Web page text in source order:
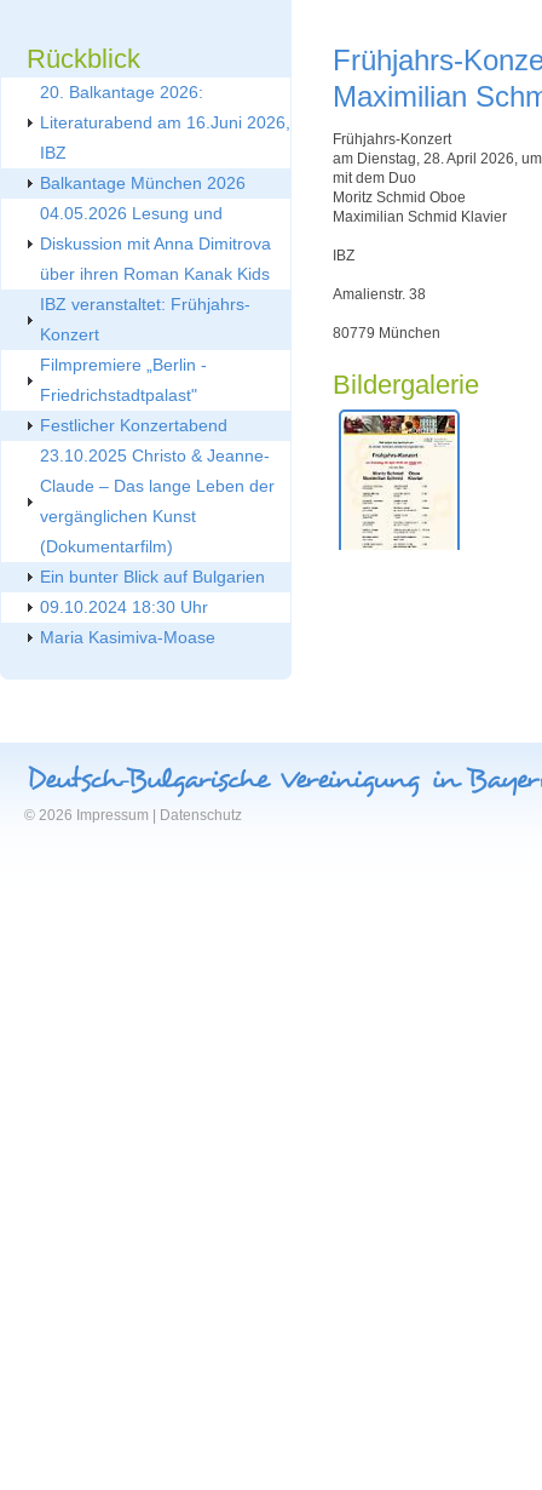
Rückblick
20. Balkantage 2026:
Literaturabend am 16.Juni 2026,
IBZ
Balkantage München 2026
04.05.2026 Lesung und
Diskussion mit Anna Dimitrova
über ihren Roman Kanak Kids
IBZ veranstaltet: Frühjahrs-
Konzert
Filmpremiere „Berlin -
Friedrichstadtpalast"
Festlicher Konzertabend
23.10.2025 Christo & Jeanne-
Claude – Das lange Leben der
vergänglichen Kunst
(Dokumentarfilm)
Ein bunter Blick auf Bulgarien
09.10.2024 18:30 Uhr
Maria Kasimiva-Moase
Frühjahrs-
Maximilian
Frühjahrs-Konzert
am Dienstag, 28. April 2026,
mit dem Duo
Moritz Schmid Oboe
Maximilian Schmid Klavier
IBZ
Amalienstr. 38
80779 München
Bildergalerie
© 2026 Impressum Datenschutz